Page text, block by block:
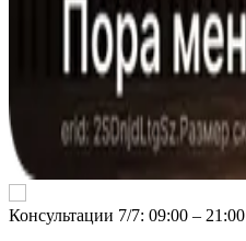
Консультации 7/7: 09:00 ‒ 21:00